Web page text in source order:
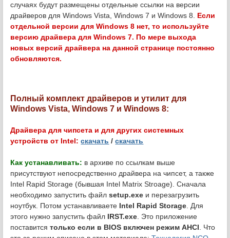
случаях будут размещены отдельные ссылки на версии
драйверов для Windows Vista, Windows 7 и Windows 8. Если
отдельной версии для Windows 8 нет, то используйте
версию драйвера для Windows 7. По мере выхода
новых версий драйвера на данной странице постоянно
обновляются.
Полный комплект драйверов и утилит для
Windows Vista, Windows 7 и Windows 8:
Драйвера для чипсета и для других системных
устройств от Intel: скачать /скачать
Как устанавливать: в архиве по ссылкам выше
присутствуют непосредственно драйвера на чипсет, а также
Intel Rapid Storage (бывшая Intel Matrix Stroage). Сначала
необходимо запустить файлsetup.exe и перезагрузить
ноутбук. Потом устанавливаете Intel Rapid Storage . Для
этого нужно запустить файл IRST.exe . Это приложение
поставитсятолько если в BIOS включен режим AHCI . Что